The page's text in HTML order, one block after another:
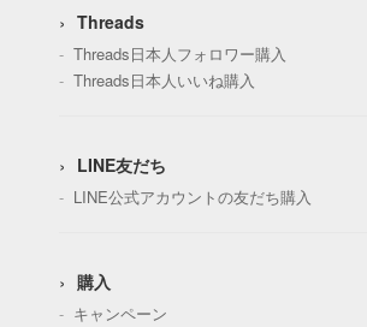
Threads
Threads日本人フォロワー購入
Threads日本人いいね購入
LINE友だち
LINE公式アカウントの友だち購入
購入
キャンペーン